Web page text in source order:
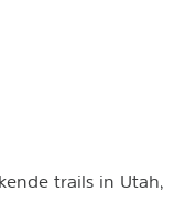
trails in Utah,